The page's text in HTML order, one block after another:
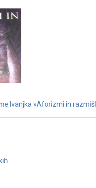
Ivanjka »Aforizmi in